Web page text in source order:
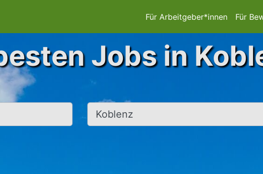
Für Arbeitgeber*innen Für
Jobs in
Ort, Stadt